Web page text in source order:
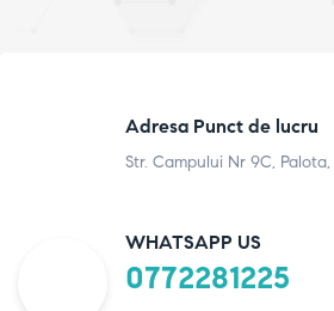
Adresa Punct de lucru
Str. Campului Nr 9C,
WHATSAPP US
0772281225